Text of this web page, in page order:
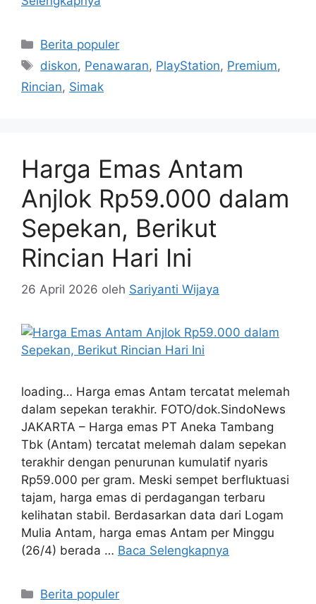
Kategori
Berita populer
Tag
diskon, Penawaran, PlayStation, Premium,
Rincian, Simak
Harga Emas Antam
Anjlok Rp59.000 dalam
Sepekan, Berikut
Rincian Hari Ini
26 April 2026 oleh Sariyanti Wijaya
loading… Harga emas Antam tercatat melemah
dalam sepekan terakhir. FOTO/dok.SindoNews
JAKARTA – Harga emas PT Aneka Tambang
Tbk (Antam) tercatat melemah dalam sepekan
terakhir dengan penurunan kumulatif nyaris
Rp59.000 per gram. Meski sempet berfluktuasi
tajam, harga emas di perdagangan terbaru
kelihatan stabil. Berdasarkan data dari Logam
Mulia Antam, harga emas Antam per Minggu
(26/4) berada … Baca Selengkapnya
Kategori
Berita populer